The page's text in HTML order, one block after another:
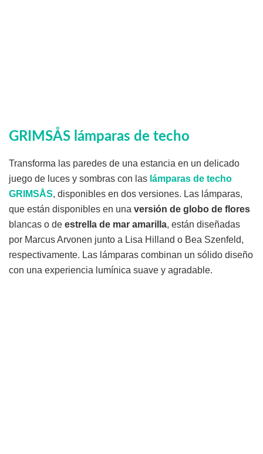
GRIMSÅS lámparas de techo
Transforma las paredes de una estancia en un delicado
juego de luces y sombras con las lámparas de techo
GRIMSÅS, disponibles en dos versiones. Las lámparas,
que están disponibles en una versión de globo de flores
blancas o de estrella de mar amarilla, están diseñadas
por Marcus Arvonen junto a Lisa Hilland o Bea Szenfeld,
respectivamente. Las lámparas combinan un sólido diseño
con una experiencia lumínica suave y agradable.